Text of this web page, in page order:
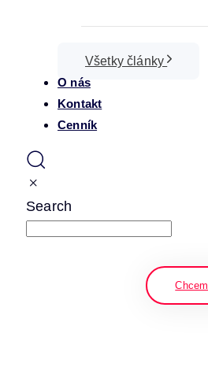
Všetky články
O nás
Kontakt
Cenník
Search